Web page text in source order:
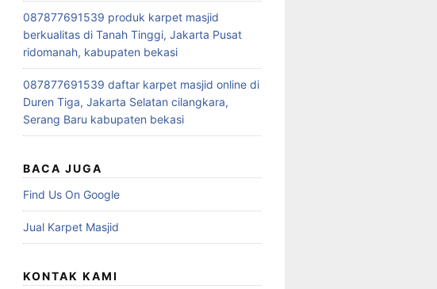
087877691539 produk karpet masjid
berkualitas di Tanah Tinggi, Jakarta Pusat
ridomanah, kabupaten bekasi
087877691539 daftar karpet masjid online di
Duren Tiga, Jakarta Selatan cilangkara,
Serang Baru kabupaten bekasi
BACA JUGA
Find Us On Google
Jual Karpet Masjid
KONTAK KAMI